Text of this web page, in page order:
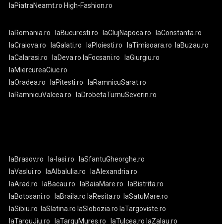
laPiatraNeamt.ro High-Fashion.ro
laRomania.ro laBucuresti.ro laClujNapoca.ro
laConstanta.ro
laCraiova.ro
laGalati.ro laPloiesti.ro laTimisoara.ro
laBuzau.ro
laCalarasi.ro
laDeva.ro laFocsani.ro
laGiurgiu.ro
laMiercureaCiuc.ro
laOradea.ro
laPitesti.ro
laRamnicuSarat.ro
laRamnicuValcea.ro
laDrobetaTurnuSeverin.ro
laBrasov.ro la-Iasi.ro
laSfantuGheorghe.ro
laVaslui.ro
laAlbaIulia.ro
laAlexandria.ro
laArad.ro
laBacau.ro laBaiaMare.ro
laBistrita.ro
laBotosani.ro
laBraila.ro laResita.ro
laSatuMare.ro
laSibiu.ro
laSlatina.ro laSlobozia.ro laTargoviste.ro
laTarguJiu.ro
laTarguMures.ro laTulcea.ro laZalau.ro